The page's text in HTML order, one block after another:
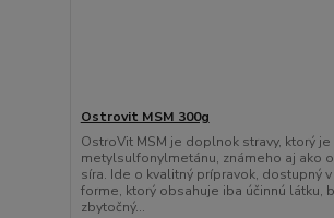
Ostrovit MSM 300g
OstroVit MSM je doplnok stravy, ktorý
metylsulfonylmetánu, známeho aj ako
síra. Ide o kvalitný prípravok, dostupný
forme, ktorý obsahuje iba účinnú látku,
zbytočný...